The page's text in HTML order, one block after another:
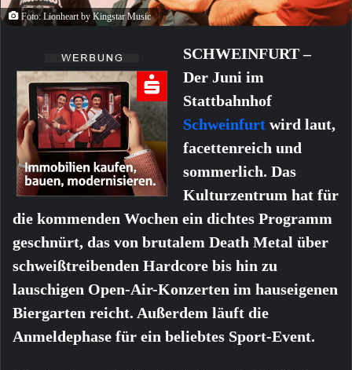
Foto: Lionheart by Kingstar Music
SCHWEINFURT –
Der Juni im
Stattbahnhof
Schweinfurt wird laut,
facettenreich und
sommerlich. Das
Kulturzentrum hat für
die kommenden Wochen ein dichtes Programm
geschnürt, das von brutalem Death Metal über
schweißtreibenden Hardcore bis hin zu
lauschigen Open-Air-Konzerten im hauseigenen
Biergarten reicht. Außerdem läuft die
Anmeldephase für ein beliebtes Sport-Event.